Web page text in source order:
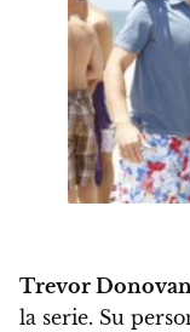
Trevor
la serie. Su